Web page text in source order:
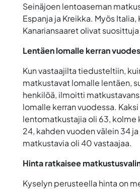
Seinäjoen lentoaseman
Espanja ja Kreikka. Myös Italia,
Kanariansaaret olivat
Lentäen lomalle kerran
Kun vastaajilta tiedusteltiin,
matkustavat lomalle lentäen,
henkilöä, ilmoitti
lomalle kerran vuodessa.
lentomatkustajia oli 63, kolme
24, kahden vuoden välein 34
matkustavia oli 40 vastaajaa.
Hinta ratkaisee
Kyselyn perusteella hinta on